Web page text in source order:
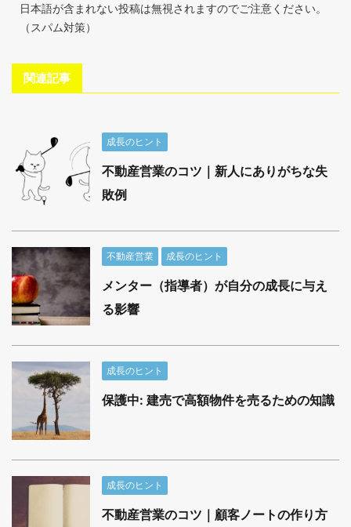
日本語が含まれない投稿は無視されますのでご注意ください。
（スパム対策）
関連記事
成長のヒント
不動産営業のコツ｜新人にありがちな失
敗例
不動産営業 成長のヒント
メンター（指導者）が自分の成長に与え
る影響
成長のヒント
保護中: 建売で高額物件を売るための知識
成長のヒント
不動産営業のコツ｜顧客ノートの作り方